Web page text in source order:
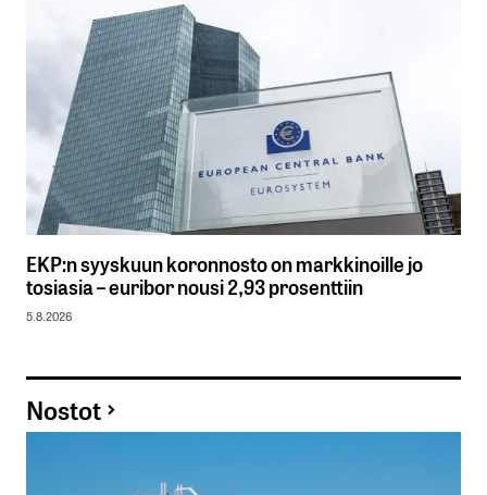
EKP:n syyskuun koronnosto on markkinoille jo
tosiasia – euribor nousi 2,93 prosenttiin
5.8.2026
Nostot